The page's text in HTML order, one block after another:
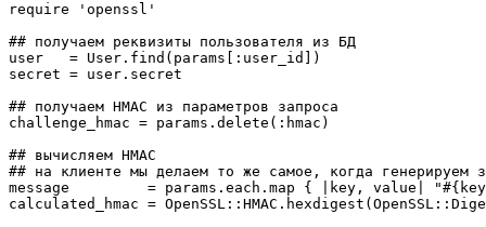
require 'openssl'
## получаем реквизиты пользователя из БД
user   = User.find(params[:user_id])
secret = user.secret
## получаем HMAC из параметров запроса
challenge_hmac = params.delete(:hmac)
## вычисляем HMAC
## на клиенте мы делаем то же самое, когда генерируем
message         = params.each.map { |key, value|
calculated_hmac =